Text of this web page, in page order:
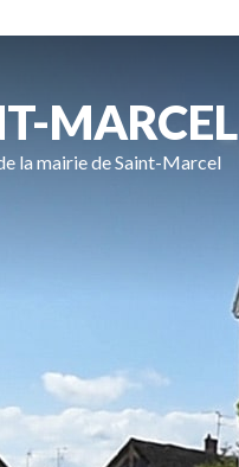
MARCEL
la mairie de Saint-Marcel